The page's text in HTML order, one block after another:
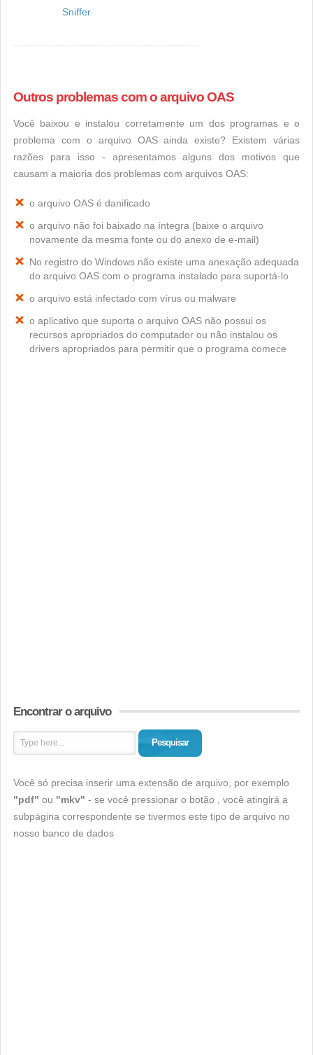
Sniffer
Outros problemas com o arquivo OAS
Você baixou e instalou corretamente um dos programas e o
problema com o arquivo OAS ainda existe? Existem várias
razões para isso - apresentamos alguns dos motivos que
causam a maioria dos problemas com arquivos OAS:
o arquivo OAS é danificado
o arquivo não foi baixado na íntegra (baixe o arquivo
novamente da mesma fonte ou do anexo de e-mail)
No registro do Windows não existe uma anexação adequada
do arquivo OAS com o programa instalado para suportá-lo
o arquivo está infectado com vírus ou malware
o aplicativo que suporta o arquivo OAS não possui os
recursos apropriados do computador ou não instalou os
drivers apropriados para permitir que o programa comece
Encontrar o arquivo
Pesquisar
Você só precisa inserir uma extensão de arquivo, por exemplo
"pdf" ou "mkv" - se você pressionar o botão , você atingirá a
subpágina correspondente se tivermos este tipo de arquivo no
nosso banco de dados